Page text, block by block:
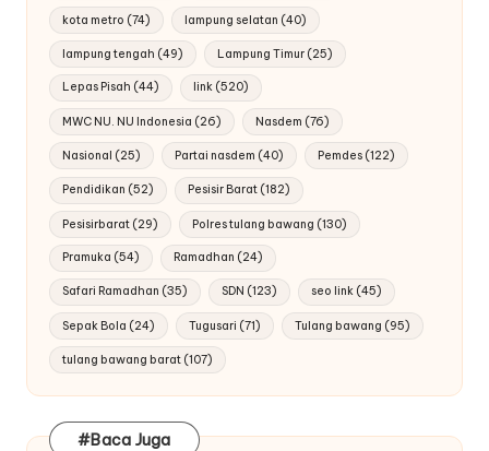
kota metro (74) lampung selatan (40)
lampung tengah (49) Lampung Timur(25)
Lepas Pisah (44) link(520)
MWC NU. NU Indonesia (26) Nasdem (76)
Nasional (25) Partai nasdem (40) Pemdes(122)
Pendidikan (52) Pesisir Barat(182)
Pesisirbarat (29) Polres tulang bawang (130)
Pramuka (54) Ramadhan (24)
Safari Ramadhan (35) SDN (123) seo link(45)
Sepak Bola (24) Tugusari (71) Tulang bawang (95)
tulang bawang barat (107)
#Baca Juga